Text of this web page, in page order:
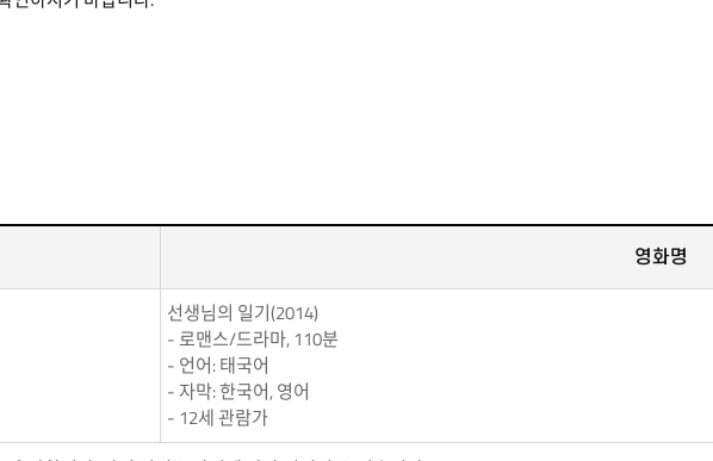
영화명
선생님의 일기(2014)
- 로맨스/드라마, 110분
- 언어: 태국어
- 자막: 한국어, 영어
- 12세 관람가